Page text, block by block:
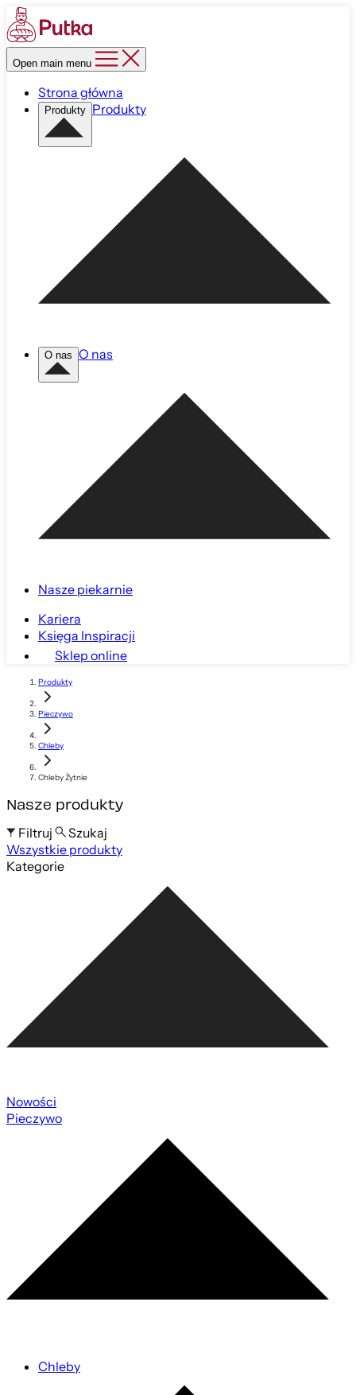
Open main menu
Strona główna
Produkty Produkty
O nas O nas
Nasze piekarnie
Kariera
Księga Inspiracji
Sklep online
Produkty
Pieczywo
Chleby
Chleby Żytnie
Nasze produkty
Filtruj
Szukaj
Wszystkie produkty
Szukaj po nazwie produktu
Kategorie
Nowości
Pieczywo
Chleby